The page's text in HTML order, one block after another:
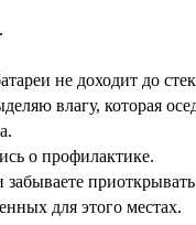
не доходит до
влагу, которая
о профилактике.
для этого местах.